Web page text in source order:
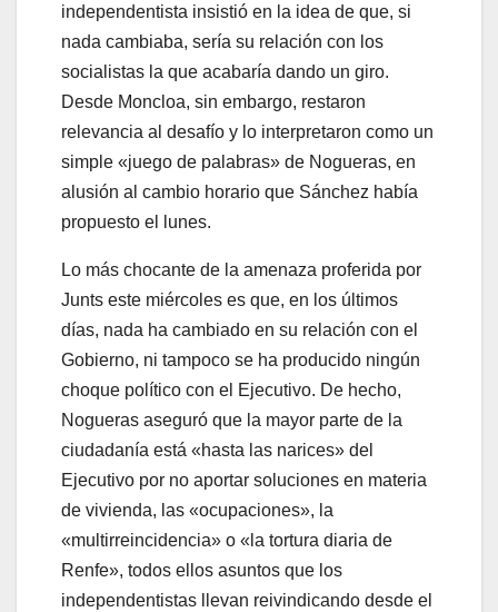
independentista insistió en la idea de que, si
nada cambiaba, sería su relación con los
socialistas la que acabaría dando un giro.
Desde Moncloa, sin embargo, restaron
relevancia al desafío y lo interpretaron como un
simple «juego de palabras» de Nogueras, en
alusión al cambio horario que Sánchez había
propuesto el lunes.
Lo más chocante de la amenaza proferida por
Junts este miércoles es que, en los últimos
días, nada ha cambiado en su relación con el
Gobierno, ni tampoco se ha producido ningún
choque político con el Ejecutivo. De hecho,
Nogueras aseguró que la mayor parte de la
ciudadanía está «hasta las narices» del
Ejecutivo por no aportar soluciones en materia
de vivienda, las «ocupaciones», la
«multirreincidencia» o «la tortura diaria de
Renfe», todos ellos asuntos que los
independentistas llevan reivindicando desde el